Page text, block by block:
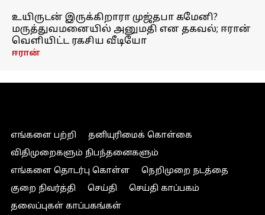
உயிருடன் இருக்கிறாரா முஜ்தபா கமேனி?
மருத்துவமனையில் அனுமதி என தகவல்; ஈரான்
வெளியிட்ட ரகசிய வீடியோ
ஈரான்
எங்களை பற்றி
தனியுரிமைக் கொள்கை
விதிமுறைகளும் நிபந்தனைகளும்
எங்களை தொடர்பு கொள்ள
நெறிமுறை நடத்தை
குறை நிவர்த்தி
செய்தி
செய்தி காப்பகம்
தலைப்புகள் காப்பகங்கள்